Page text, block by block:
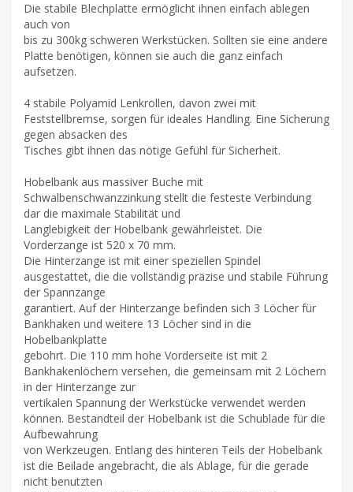
Die stabile Blechplatte ermöglicht ihnen einfach ablegen
auch von
bis zu 300kg schweren Werkstücken. Sollten sie eine andere
Platte benötigen, können sie auch die ganz einfach
aufsetzen.
4 stabile Polyamid Lenkrollen, davon zwei mit
Feststellbremse, sorgen für ideales Handling. Eine Sicherung
gegen absacken des
Tisches gibt ihnen das nötige Gefühl für Sicherheit.
Hobelbank aus massiver Buche mit
Schwalbenschwanzzinkung stellt die festeste Verbindung
dar die maximale Stabilität und
Langlebigkeit der Hobelbank gewährleistet. Die
Vorderzange ist 520 x 70 mm.
Die Hinterzange ist mit einer speziellen Spindel
ausgestattet, die die vollständig präzise und stabile Führung
der Spannzange
garantiert. Auf der Hinterzange befinden sich 3 Löcher für
Bankhaken und weitere 13 Löcher sind in die
Hobelbankplatte
gebohrt. Die 110 mm hohe Vorderseite ist mit 2
Bankhakenlöchern versehen, die gemeinsam mit 2 Löchern
in der Hinterzange zur
vertikalen Spannung der Werkstücke verwendet werden
können. Bestandteil der Hobelbank ist die Schublade für die
Aufbewahrung
von Werkzeugen. Entlang des hinteren Teils der Hobelbank
ist die Beilade angebracht, die als Ablage, für die gerade
nicht benutzten